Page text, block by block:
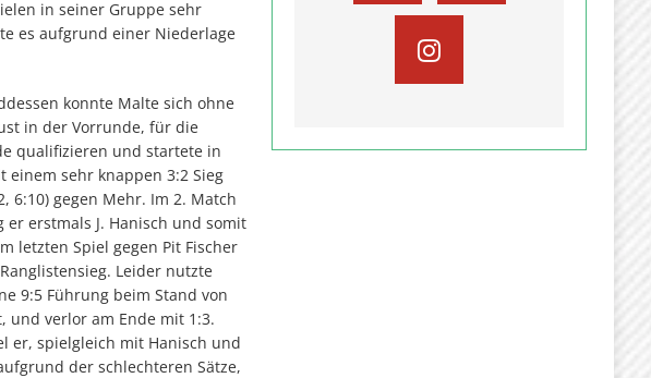
in seiner Gruppe sehr
es aufgrund einer Niederlage
konnte Malte sich ohne
in der Vorrunde, für die
qualifizieren und startete in
einem sehr knappen 3:2 Sieg
6:10) gegen Mehr. Im 2. Match
er erstmals J. Hanisch und somit
letzten Spiel gegen Pit Fischer
Leider nutzte
9:5 Führung beim Stand von
und verlor am Ende mit 1:3.
er, spielgleich mit Hanisch und
der schlechteren Sätze,